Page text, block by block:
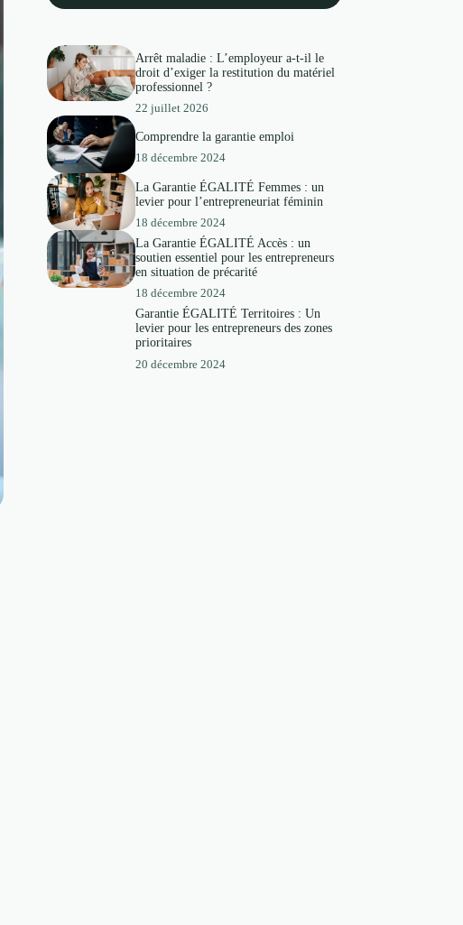
Arrêt maladie : L’employeur a-t-il le
droit d’exiger la restitution du matériel
professionnel ?
22 juillet 2026
Comprendre la garantie emploi
18 décembre 2024
La Garantie ÉGALITÉ Femmes : un
levier pour l’entrepreneuriat féminin
18 décembre 2024
La Garantie ÉGALITÉ Accès : un
soutien essentiel pour les entrepreneurs
en situation de précarité
18 décembre 2024
Garantie ÉGALITÉ Territoires : Un
levier pour les entrepreneurs des zones
prioritaires
20 décembre 2024